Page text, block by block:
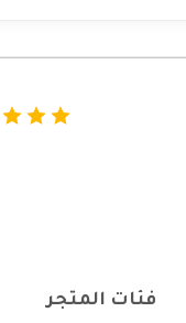
فئات المتجر